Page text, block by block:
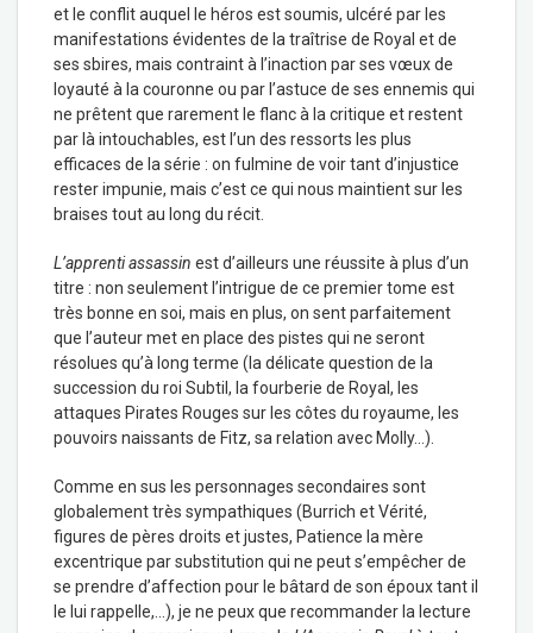
et le conflit auquel le héros est soumis, ulcéré par les
manifestations évidentes de la traîtrise de Royal et de
ses sbires, mais contraint à l’inaction par ses vœux de
loyauté à la couronne ou par l’astuce de ses ennemis qui
ne prêtent que rarement le flanc à la critique et restent
par là intouchables, est l’un des ressorts les plus
efficaces de la série : on fulmine de voir tant d’injustice
rester impunie, mais c’est ce qui nous maintient sur les
braises tout au long du récit.
L’apprenti assassin est d’ailleurs une réussite à plus d’un
titre : non seulement l’intrigue de ce premier tome est
très bonne en soi, mais en plus, on sent parfaitement
que l’auteur met en place des pistes qui ne seront
résolues qu’à long terme (la délicate question de la
succession du roi Subtil, la fourberie de Royal, les
attaques Pirates Rouges sur les côtes du royaume, les
pouvoirs naissants de Fitz, sa relation avec Molly…).
Comme en sus les personnages secondaires sont
globalement très sympathiques (Burrich et Vérité,
figures de pères droits et justes, Patience la mère
excentrique par substitution qui ne peut s’empêcher de
se prendre d’affection pour le bâtard de son époux tant il
le lui rappelle,…), je ne peux que recommander la lecture